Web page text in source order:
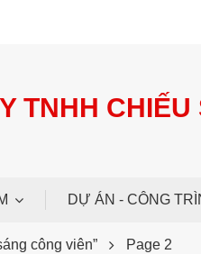
TNHH
DỰ ÁN - CÔNG
công viên” Page 2